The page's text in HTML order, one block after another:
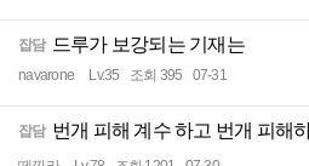
잡담 드루가 보강되는 기재는
navarone Lv.35 조회 395 07-31
잡담 번개 피해 계수 하고 번개 피해